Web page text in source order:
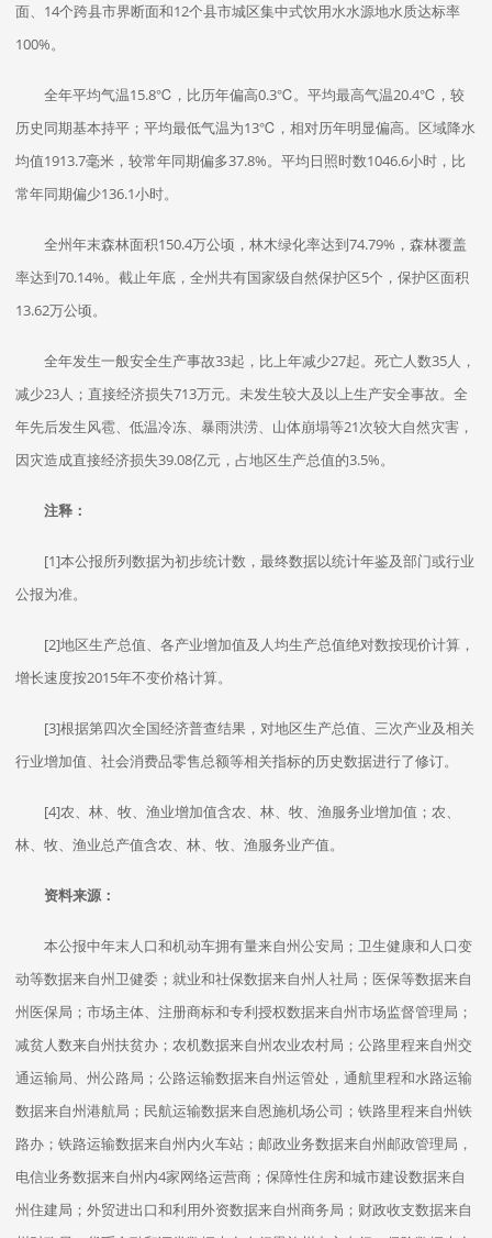
面、14个跨县市界断面和12个县市城区集中式饮用水水源地水质达标率
100%。
全年平均气温15.8℃，比历年偏高0.3℃。平均最高气温20.4℃，较
历史同期基本持平；平均最低气温为13℃，相对历年明显偏高。区域降水
均值1913.7毫米，较常年同期偏多37.8%。平均日照时数1046.6小时，比
常年同期偏少136.1小时。
全州年末森林面积150.4万公顷，林木绿化率达到74.79%，森林覆盖
率达到70.14%。截止年底，全州共有国家级自然保护区5个，保护区面积
13.62万公顷。
全年发生一般安全生产事故33起，比上年减少27起。死亡人数35人，
减少23人；直接经济损失713万元。未发生较大及以上生产安全事故。全
年先后发生风雹、低温冷冻、暴雨洪涝、山体崩塌等21次较大自然灾害，
因灾造成直接经济损失39.08亿元，占地区生产总值的3.5%。
注释：
[1]本公报所列数据为初步统计数，最终数据以统计年鉴及部门或行业
公报为准。
[2]地区生产总值、各产业增加值及人均生产总值绝对数按现价计算，
增长速度按2015年不变价格计算。
[3]根据第四次全国经济普查结果，对地区生产总值、三次产业及相关
行业增加值、社会消费品零售总额等相关指标的历史数据进行了修订。
[4]农、林、牧、渔业增加值含农、林、牧、渔服务业增加值；农、
林、牧、渔业总产值含农、林、牧、渔服务业产值。
资料来源：
本公报中年末人口和机动车拥有量来自州公安局；卫生健康和人口变
动等数据来自州卫健委；就业和社保数据来自州人社局；医保等数据来自
州医保局；市场主体、注册商标和专利授权数据来自州市场监督管理局；
减贫人数来自州扶贫办；农机数据来自州农业农村局；公路里程来自州交
通运输局、州公路局；公路运输数据来自州运管处，通航里程和水路运输
数据来自州港航局；民航运输数据来自恩施机场公司；铁路里程来自州铁
路办；铁路运输数据来自州内火车站；邮政业务数据来自州邮政管理局，
电信业务数据来自州内4家网络运营商；保障性住房和城市建设数据来自
州住建局；外贸进出口和利用外资数据来自州商务局；财政收支数据来自